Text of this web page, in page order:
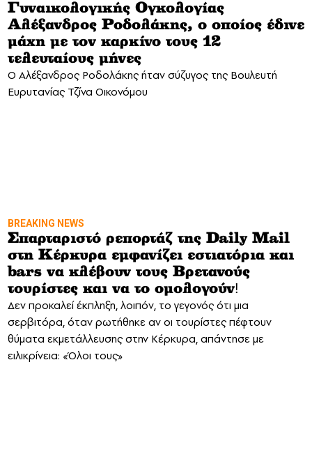
Γυναικολογικής Ογκολογίας
Αλέξανδρος Ροδολάκης, ο οποίος έδινε
μάχη με τον καρκίνο τους 12
τελευταίους μήνες
Ο Αλέξανδρος Ροδολάκης ήταν σύζυγος της Βουλευτή
Ευρυτανίας Τζίνα Οικονόμου
BREAKING NEWS
Σπαρταριστό ρεπορτάζ της Daily Mail
στη Κέρκυρα εμφανίζει εστιατόρια και
bars να κλέβουν τους Βρετανούς
τουρίστες και να το ομολογούν!
Δεν προκαλεί έκπληξη, λοιπόν, το γεγονός ότι μια
σερβιτόρα, όταν ρωτήθηκε αν οι τουρίστες πέφτουν
θύματα εκμετάλλευσης στην Κέρκυρα, απάντησε με
ειλικρίνεια: «Όλοι τους»